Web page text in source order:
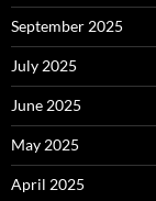
September 2025
July 2025
June 2025
May 2025
April 2025